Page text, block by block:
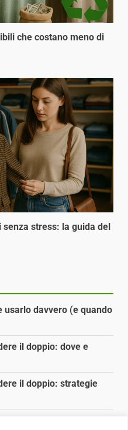
che costano meno di
stress: la guida del
usarlo davvero (e quando
il doppio: dove e
il doppio: strategie